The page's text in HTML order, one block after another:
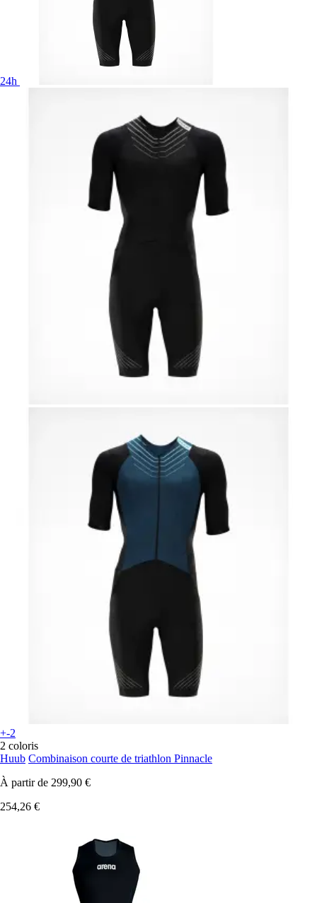
24h
+-2
2 coloris
Huub Combinaison courte de triathlon Pinnacle
À partir de 299,90 €
254,26 €